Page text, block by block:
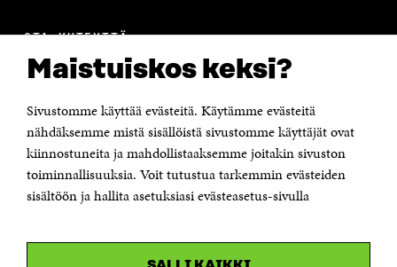
Maistuiskos keksi?
Sivustomme käyttää evästeitä. Käytämme evästeitä
nähdäksemme mistä sisällöistä sivustomme käyttäjät ovat
kiinnostuneita ja mahdollistaaksemme joitakin sivuston
toiminnallisuuksia. Voit tutustua tarkemmin evästeiden
sisältöön ja hallita asetuksiasi evästeasetus-sivulla
OTA YHTEYTTÄ
Itämerenkatu 11-13, PL 160,
00181 Helsinki
Puhelin +358 294 618 991
Sähköpostiosoite
Saapumisohjeet
Y-tunnus 0202132-3